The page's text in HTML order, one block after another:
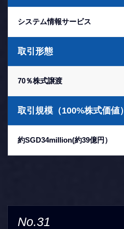
システム情報サービス
取引形態
70％株式譲渡
取引規模（100%株式価値）
約SGD34million(約39億円）
No.31